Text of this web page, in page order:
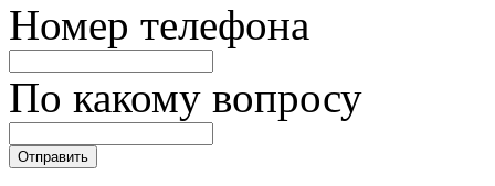
Номер телефона
По какому вопросу